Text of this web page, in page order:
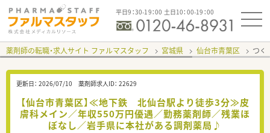
平日9：30-19：00 土日10：00-19：00
薬剤師の転職・求人サイト ファルマスタッフ 宮城県 仙台市青葉区 つ
更新日： 2026/07/10 薬剤師求人ID： 22629
【仙台市青葉区】≪地下鉄 北仙台駅より徒歩3分≫皮
膚科メイン／年収550万円優遇／勤務薬剤師／残業ほ
ぼなし／岩手県に本社がある調剤薬局♪